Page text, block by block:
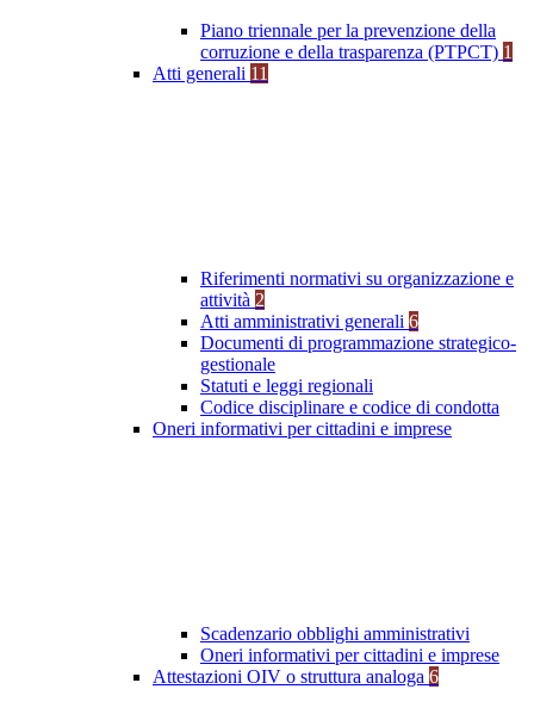
Piano triennale per la prevenzione della
corruzione e della trasparenza (PTPCT) 1
Atti generali 11
Riferimenti normativi su organizzazione e
attività 2
Atti amministrativi generali 6
Documenti di programmazione strategico-
gestionale
Statuti e leggi regionali
Codice disciplinare e codice di condotta
Oneri informativi per cittadini e imprese
Scadenzario obblighi amministrativi
Oneri informativi per cittadini e imprese
Attestazioni OIV o struttura analoga 6